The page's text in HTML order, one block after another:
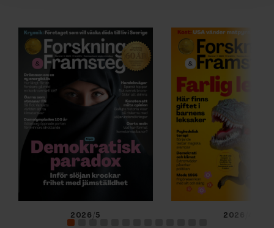
information från din enhet till de sociala medier och
annons- och analysföretag som vi samarbetar med.
Dessa kan i sin tur kombinera informationen med annan
information som du har tillhandahållit eller som de har
samlat in när du har använt deras tjänster.
2026/5 2026/4